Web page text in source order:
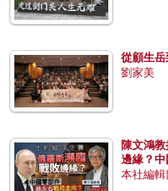
從顧生
劉家美
陳文鴻
邊緣？中
本社編輯